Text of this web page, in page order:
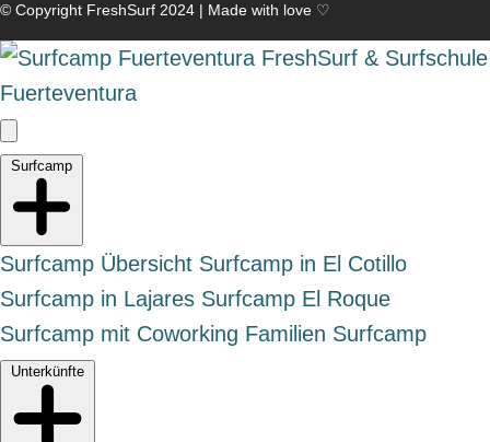
© Copyright FreshSurf 2024 | Made with love ♡
Surfcamp
Surfcamp Übersicht Surfcamp in El Cotillo
Surfcamp in Lajares Surfcamp El Roque
Surfcamp mit Coworking Familien Surfcamp
Unterkünfte